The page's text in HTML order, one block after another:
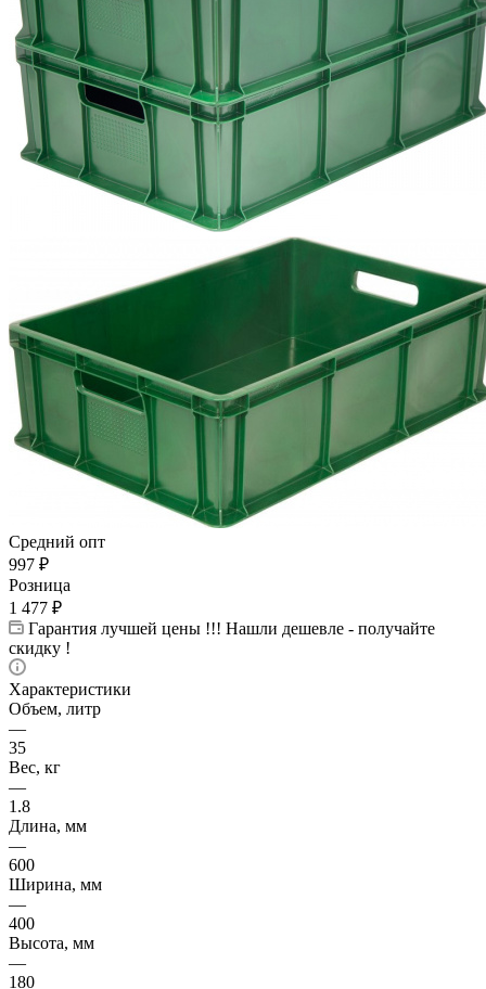
Средний опт
997 ₽
Розница
1 477 ₽
Гарантия лучшей цены !!! Нашли дешевле - получайте
скидку !
Характеристики
Объем, литр
—
35
Вес, кг
—
1.8
Длина, мм
—
600
Ширина, мм
—
400
Высота, мм
—
180